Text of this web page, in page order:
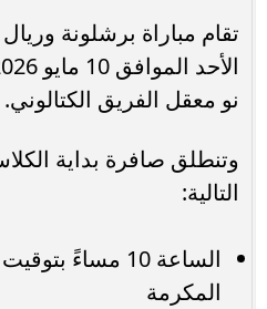
تقام مباراة برشلونة
نو معقل الفريق الكتالوني.
وتنطلق صافرة بداية
التالية:
الساعة 10 مساءً
المكرمة